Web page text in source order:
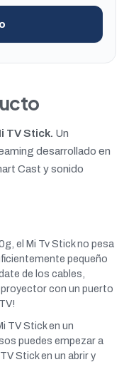
TV Stick. Un
desarrollado en
Cast y sonido
el Mi Tv Stick no pesa
pequeño
de los cables,
con un puerto
TV Stick en un
puedes empezar a
Stick en un abrir y